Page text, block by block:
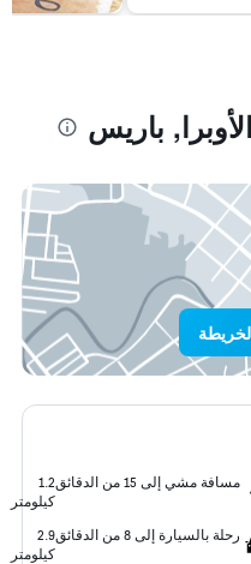
مسافة مشي إلى 15 من الدقائق
1.2
كيلومتر
رحلة بالسيارة إلى 8 من الدقائق
2.9
كيلومتر